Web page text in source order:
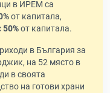
в ИРЕМ са
от капитала,
50%от капитала.
в България за
на 52 място в
в своята
на готови храни